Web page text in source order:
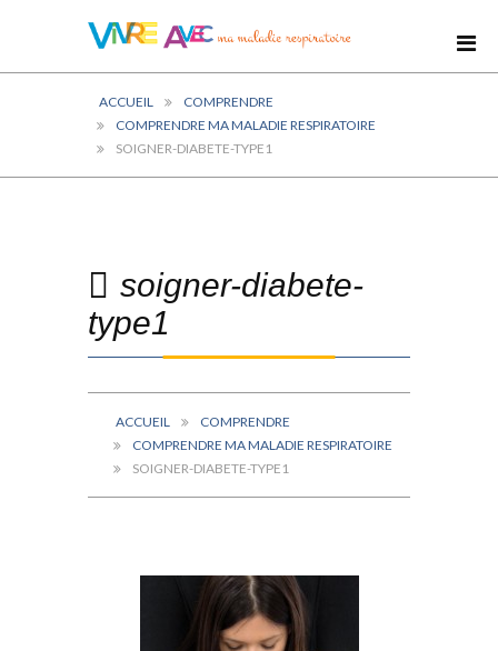
ACCUEIL
COMPRENDRE
COMPRENDRE MA MALADIE RESPIRATOIRE
SOIGNER-DIABETE-TYPE1
soigner-diabete-
type1
ACCUEIL
COMPRENDRE
COMPRENDRE MA MALADIE RESPIRATOIRE
SOIGNER-DIABETE-TYPE1